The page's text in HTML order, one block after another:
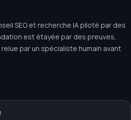
SEO et recherche IA piloté par des
est étayée par des preuves,
par un spécialiste humain avant